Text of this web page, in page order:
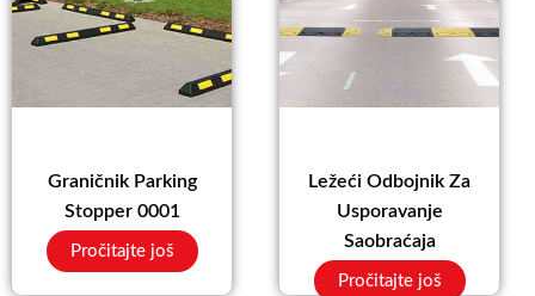
Graničnik Parking
Stopper 0001
Pročitajte još
Ležeći Odbojnik Za
Usporavanje
Saobraćaja
Pročitajte još